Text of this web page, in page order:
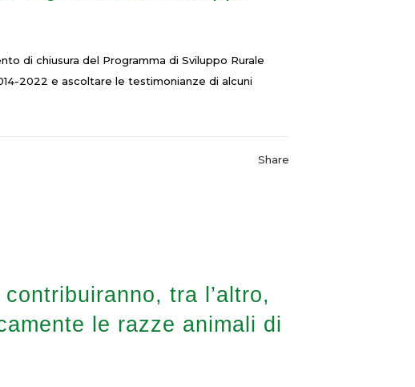
di chiusura del Programma di Sviluppo Rurale
2022 e ascoltare le testimonianze di alcuni
Share
tra l’altro,
le razze animali di